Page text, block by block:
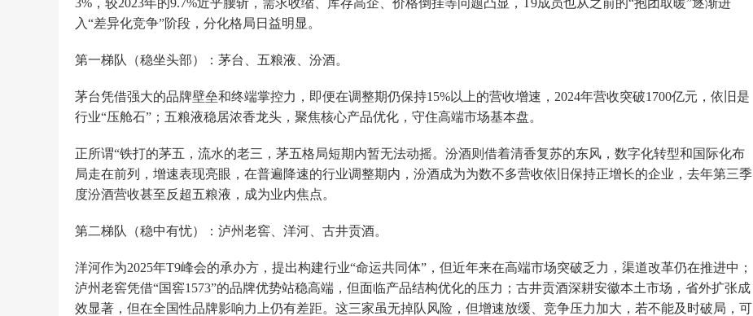
3%，较2023年的9.7%近乎腰斩，需求收缩、库存高企、价格倒挂等问题凸显，T9成员也从之前的“抱团取暖”逐渐进
入“差异化竞争”阶段，分化格局日益明显。
第一梯队（稳坐头部）：茅台、五粮液、汾酒。
茅台凭借强大的品牌壁垒和终端掌控力，即便在调整期仍保持15%以上的营收增速，2024年营收突破1700亿元，依旧是
行业“压舱石”；五粮液稳居浓香龙头，聚焦核心产品优化，守住高端市场基本盘。
正所谓“铁打的茅五，流水的老三，茅五格局短期内暂无法动摇。汾酒则借着清香复苏的东风，数字化转型和国际化布
局走在前列，增速表现亮眼，在普遍降速的行业调整期内，汾酒成为为数不多营收依旧保持正增长的企业，去年第三季
度汾酒营收甚至反超五粮液，成为业内焦点。
第二梯队（稳中有忧）：泸州老窖、洋河、古井贡酒。
洋河作为2025年T9峰会的承办方，提出构建行业“命运共同体”，但近年来在高端市场突破乏力，渠道改革仍在推进中；
泸州老窖凭借“国窖1573”的品牌优势站稳高端，但面临产品结构优化的压力；古井贡酒深耕安徽本土市场，省外扩张成
效显著，但在全国性品牌影响力上仍有差距。这三家虽无掉队风险，但增速放缓、竞争压力加大，若不能及时破局，可